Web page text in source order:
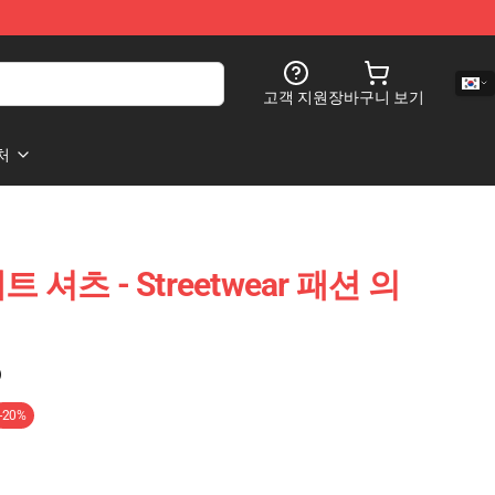
고객 지원장바구니 보기
셔츠 - Streetwear 패션 의
-20%